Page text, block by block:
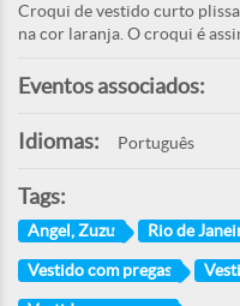
Croqui de vestido curto
na cor laranja. O croqui é
Eventos associados:
Idiomas: Português
Tags:
Angel, Zuzu Rio de
Vestido com pregas